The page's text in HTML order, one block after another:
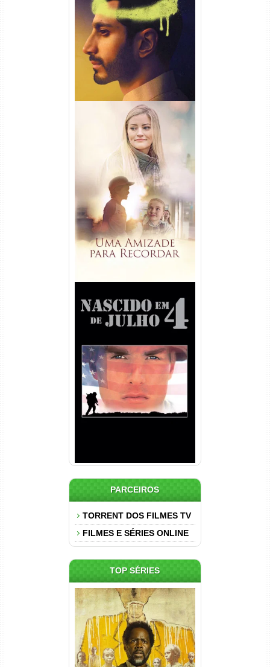
Hamlet Torrent (2026) WEB-
DL 1080p Dual Áudio
Uma Amizade para Recordar
Torrent (2025) WEB-DL 1080p
Dual Áudio
Nascido em 4 de Julho
Torrent (1989) WEB-DL 1080p
Dual Áudio
PARCEIROS
TORRENT DOS FILMES TV
FILMES E SÉRIES ONLINE
TOP SÉRIES